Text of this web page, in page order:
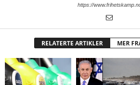
https://
RELATERTE ARTIKLER MER